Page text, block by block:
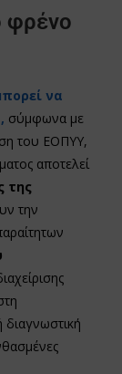
φρένο
να
σύμφωνα με
του ΕΟΠΥΥ,
αποτελεί
της
την